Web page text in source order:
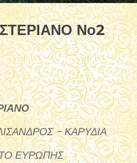
Νο2
- ΚΑΡΥΔΙΑ
ΕΥΡΩΠΗΣ